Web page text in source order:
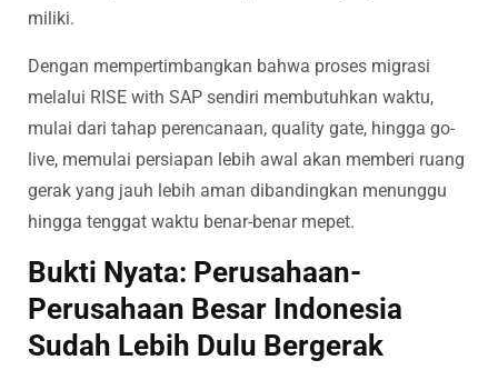
miliki.
Dengan mempertimbangkan bahwa proses migrasi
melalui RISE with SAP sendiri membutuhkan waktu,
mulai dari tahap perencanaan, quality gate, hingga go-
live, memulai persiapan lebih awal akan memberi ruang
gerak yang jauh lebih aman dibandingkan menunggu
hingga tenggat waktu benar-benar mepet.
Bukti Nyata: Perusahaan-
Perusahaan Besar Indonesia
Sudah Lebih Dulu Bergerak